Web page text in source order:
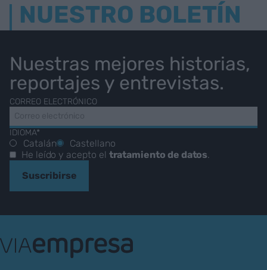
NUESTRO BOLETÍN
Nuestras mejores historias,
reportajes y entrevistas.
CORREO ELECTRÓNICO
IDIOMA*
Catalán
Castellano
He leído y acepto el tratamiento de datos.
Suscribirse